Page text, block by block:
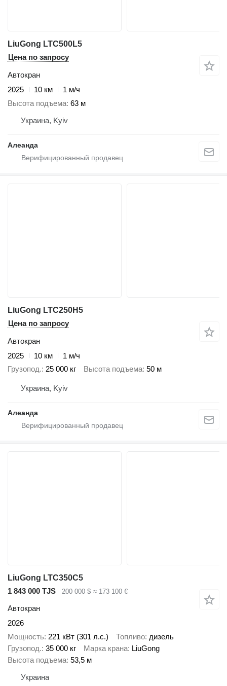
LiuGong LTC500L5
Цена по запросу
Автокран
2025
10 км
1 м/ч
Высота подъема 63 м
Украина, Kyiv
Алеанда
LiuGong LTC250H5
Цена по запросу
Автокран
2025
10 км
1 м/ч
Грузопод. 25 000 кг Высота подъема 50 м
Украина, Kyiv
Алеанда
LiuGong LTC350C5
1 843 000 TJS
200 000 $ ≈ 173 100 €
Автокран
2026
Мощность 221 кВт (301 л.с.) Топливо дизель
Грузопод. 35 000 кг Марка крана LiuGong
Высота подъема 53,5 м
Украина